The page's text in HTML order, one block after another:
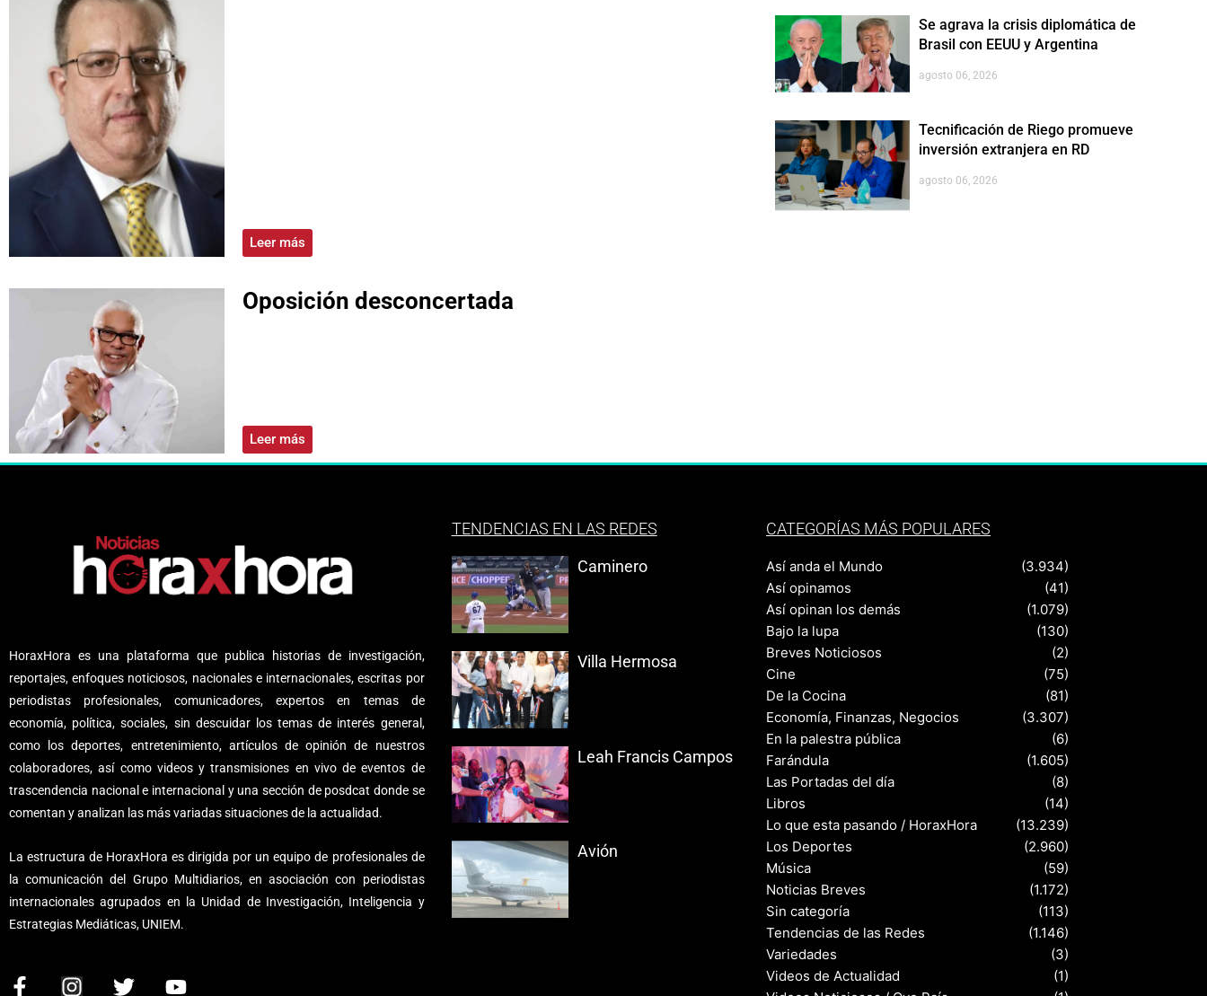
Leer más
Oposición desconcertada
Leer más
Se agrava la crisis diplomática de
Brasil con EEUU y Argentina
agosto 06, 2026
Tecnificación de Riego promueve
inversión extranjera en RD
agosto 06, 2026
HoraxHora es una plataforma que publica historias de investigación,
reportajes, enfoques noticiosos, nacionales e internacionales, escritas por
periodistas profesionales, comunicadores, expertos en temas de
economía, política, sociales, sin descuidar los temas de interés general,
como los deportes, entretenimiento, artículos de opinión de nuestros
colaboradores, así como videos y transmisiones en vivo de eventos de
trascendencia nacional e internacional y una sección de posdcat donde se
comentan y analizan las más variadas situaciones de la actualidad.
La estructura de HoraxHora es dirigida por un equipo de profesionales de
la comunicación del Grupo Multidiarios, en asociación con periodistas
internacionales agrupados en la Unidad de Investigación, Inteligencia y
Estrategias Mediáticas, UNIEM.
F
I
T
Y
TENDENCIAS EN LAS REDES
Caminero
Villa Hermosa
Leah Francis Campos
Avión
CATEGORÍAS MÁS POPULARES
Así anda el Mundo
(3.934)
Así opinamos
(41)
Así opinan los demás
(1.079)
Bajo la lupa
(130)
Breves Noticiosos
(2)
Cine
(75)
De la Cocina
(81)
Economía, Finanzas, Negocios
(3.307)
En la palestra pública
(6)
Farándula
(1.605)
Las Portadas del día
(8)
Libros
(14)
Lo que esta pasando / HoraxHora
(13.239)
Los Deportes
(2.960)
Música
(59)
Noticias Breves
(1.172)
Sin categoría
(113)
Tendencias de las Redes
(1.146)
Variedades
(3)
Videos de Actualidad
(1)